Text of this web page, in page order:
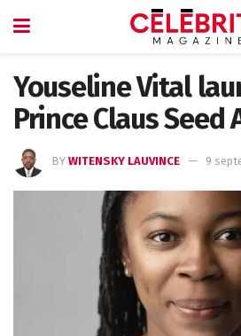
Youseline Vital
Prince Claus Seed
BY WITENSKY LAUVINCE 9